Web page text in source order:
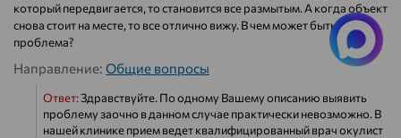
который передвигается, то становится все размытым. А когда объект
снова стоит на месте, то все отлично вижу. В чем может быть
проблема?
Направление: Общие вопросы
Ответ:Здравствуйте. По одному Вашему описанию выявить
проблему заочно в данном случае практически невозможно. В
нашей клинике прием ведет квалифицированный врач окулист